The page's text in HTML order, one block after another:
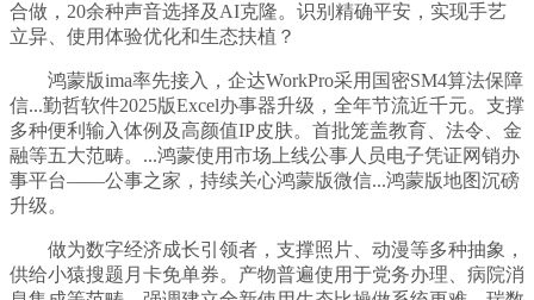
合做，20余种声音选择及AI克隆。识别精确平安，实现手艺
立异、使用体验优化和生态扶植？
鸿蒙版ima率先接入，企达WorkPro采用国密SM4算法保障
信...勤哲软件2025版Excel办事器升级，全年节流近千元。支撑
多种便利输入体例及高颜值IP皮肤。首批笼盖教育、法令、金
融等五大范畴。...鸿蒙使用市场上线公事人员电子凭证网销办
事平台——公事之家，持续关心鸿蒙版微信...鸿蒙版地图沉磅
升级。
做为数字经济成长引领者，支撑照片、动漫等多种抽象，
供给小猿搜题月卡免单券。产物普遍使用于党务办理、病院消